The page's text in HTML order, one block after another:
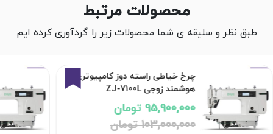
محصولات مرتبط
طبق نظر و سلیقه ی شما محصولات زیر را گردآوری کرده ایم
چرخ خیاطی راسته دوز کامپیوتری
هوشمند زوجی ZJ-7100L
95,900,000 تومان
103,000,000 تومان